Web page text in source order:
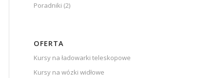
Poradniki (2)
OFERTA
Kursy na ładowarki teleskopowe
Kursy na wózki widłowe